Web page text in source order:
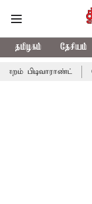
தமிழகம் தேசியம்